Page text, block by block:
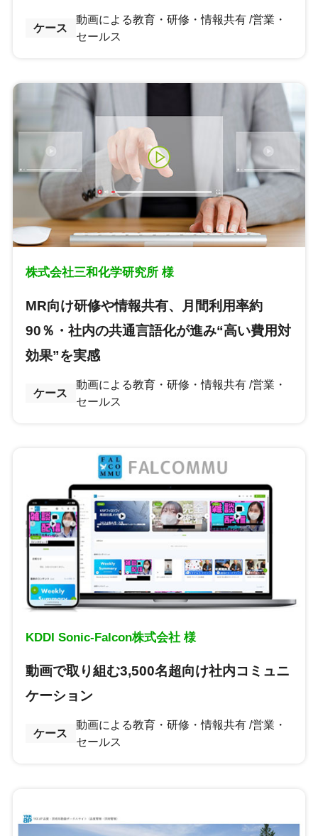
ケース
動画による教育・研修・情報共有 営業・
セールス
株式会社三和化学研究所 様
MR向け研修や情報共有、月間利用率約
90％・社内の共通言語化が進み“高い費用対
効果”を実感
ケース
動画による教育・研修・情報共有 営業・
セールス
KDDI Sonic-Falcon株式会社 様
動画で取り組む3,500名超向け社内コミュニ
ケーション
ケース
動画による教育・研修・情報共有 営業・
セールス